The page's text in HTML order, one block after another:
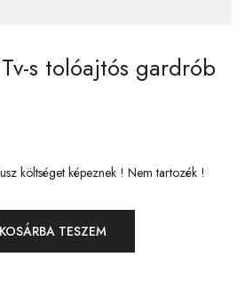
s tolóajtós gardrób
költséget képeznek ! Nem tartozék !
KOSÁRBA TESZEM